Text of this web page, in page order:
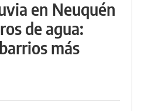
en Neuquén
de agua:
más